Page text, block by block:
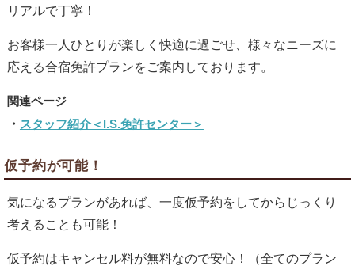
リアルで丁寧！
お客様一人ひとりが楽しく快適に過ごせ、様々なニーズに
応える合宿免許プランをご案内しております。
スタッフ紹介＜I.S.免許センター＞
仮予約が可能！
気になるプランがあれば、一度仮予約をしてからじっくり
考えることも可能！
仮予約はキャンセル料が無料なので安心！（全てのプラン